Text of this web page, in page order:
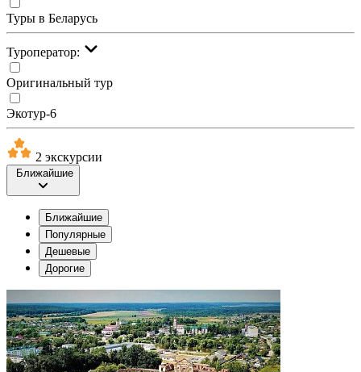
Туры в Беларусь
Туроператор:
Оригинальный тур
Экотур-6
2 экскурсии
Ближайшие
Ближайшие
Популярные
Дешевые
Дорогие